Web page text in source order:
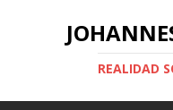
REALIDAD